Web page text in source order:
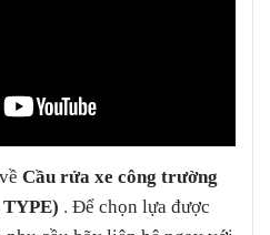
Cầu rửa xe công trường
. Để chọn lựa được